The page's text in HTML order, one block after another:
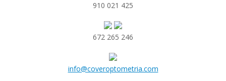
910 021 425
672 265 246
info@coveroptometria.com